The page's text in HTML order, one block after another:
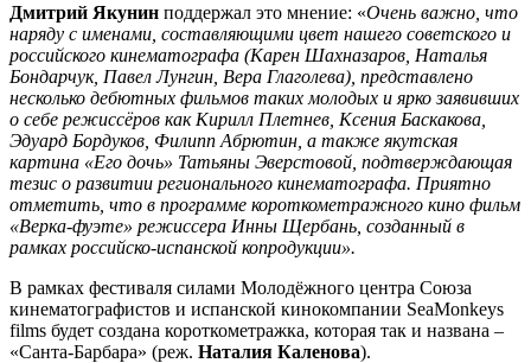
Дмитрий Якунин поддержал это мнение: «Очень важно, что
наряду с именами, составляющими цвет нашего советского и
российского кинематографа (Карен Шахназаров, Наталья
Бондарчук, Павел Лунгин, Вера Глаголева), представлено
несколько дебютных фильмов таких молодых и ярко заявивших
о себе режиссёров как Кирилл Плетнев, Ксения Баскакова,
Эдуард Бордуков, Филипп Абрютин, а также якутская
картина «Его дочь» Татьяны Эверстовой, подтверждающая
тезис о развитии регионального кинематографа. Приятно
отметить, что в программе короткометражного кино фильм
«Верка-фуэте» режиссера Инны Щербань, созданный в
рамках российско-испанской копродукции».
В рамках фестиваля силами Молодёжного центра Союза
кинематографистов и испанской кинокомпании SeaMonkeys
films будет создана короткометражка, которая так и названа –
«Санта-Барбара» (реж. Наталия Каленова).